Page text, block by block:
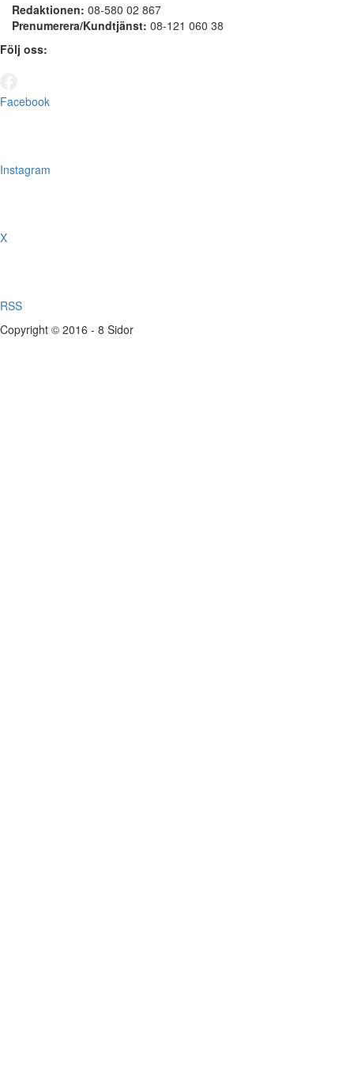
Redaktionen: 08-580 02 867
Prenumerera/Kundtjänst: 08-121 060 38
Följ oss:
Facebook
Instagram
X
RSS
Copyright © 2016 - 8 Sidor